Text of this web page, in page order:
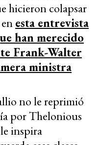
hicieron colapsar
esta entrevista
han merecido
Frank-Walter
ministra
no le reprimió
por Thelonious
inspira